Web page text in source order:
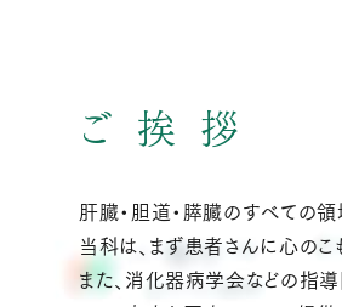
ご挨拶
肝臓・胆道・膵臓のすべての
当科は、まず患者さんに心のこ
また、消化器病学会などの指